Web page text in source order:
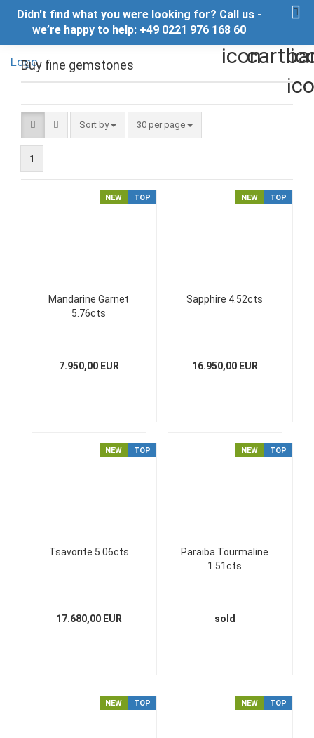
Didn't find what you were looking for? Call us -
we’re happy to help: +49 0221 976 168 60
Buy fine gemstones
Sort by
Sort by 30 per page
per page
1
NEW TOP
Mandarine Garnet
5.76cts
7.950,00 EUR
NEW TOP
Sapphire 4.52cts
16.950,00 EUR
NEW TOP
Tsavorite 5.06cts
17.680,00 EUR
NEW TOP
Paraiba Tourmaline
1.51cts
sold
NEW TOP NEW TOP